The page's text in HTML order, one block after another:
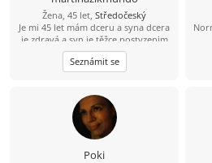
Žena, 45 let, Středočeský
Je mi 45 let mám dceru a syna dcera
je zdravá a syn je těžce postyzenim
starám se o něj 24 hodin denně jinak
mám ráda výlety procházky kino
dojdu s někým na kafe ????
Seznámit se
Poki